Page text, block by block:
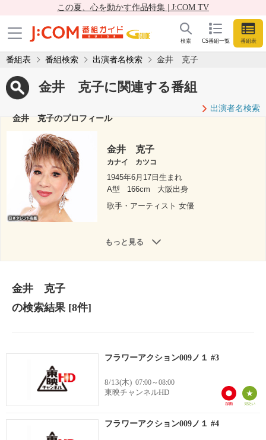
この夏、心を動かす作品特集 | J:COM TV
CS番組一覧 番組表
検索
番組表 番組検索 出演者名検索 金井 克子
金井 克子に関連する番組
出演者名検索
金井 克子のプロフィール
金井 克子
カナイ カツコ
1945年6月17日生まれ
A型
166cm
大阪出身
歌手・アーティスト 女優
もっと見る
金井 克子
の検索結果[8件]
フラワーアクション009ノ１ #3
8/13(木) 07:00～08:00
東映チャンネルHD
フラワーアクション009ノ１ #4